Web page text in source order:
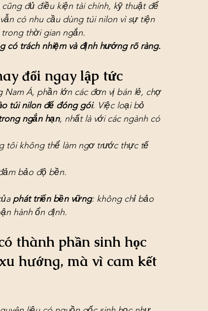
đủ điều kiện tài chính, kỹ thuật để
có nhu cầu dùng túi nilon vì sự tiện
thời gian ngắn.
có trách nhiệm và định hướng rõ ràng.
đổi ngay lập tức
Á, phần lớn các đơn vị bán lẻ, chợ
túi nilon để đóng gói. Việc loại bỏ
ngắn hạn, nhất là với các ngành có
tôi không thể làm ngơ trước thực tế
bảo độ bền.
phát triển bền vững: không chỉ bảo
hành ổn định.
thành phần sinh học
hướng, mà vì cam kết